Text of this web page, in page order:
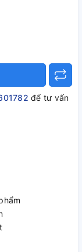
để tư vấn